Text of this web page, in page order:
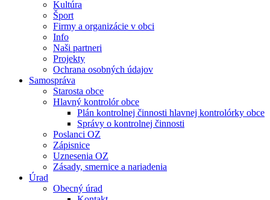
Kultúra
Šport
Firmy a organizácie v obci
Info
Naši partneri
Projekty
Ochrana osobných údajov
Samospráva
Starosta obce
Hlavný kontrolór obce
Plán kontrolnej činnosti hlavnej kontrolórky obce
Správy o kontrolnej činnosti
Poslanci OZ
Zápisnice
Uznesenia OZ
Zásady, smernice a nariadenia
Úrad
Obecný úrad